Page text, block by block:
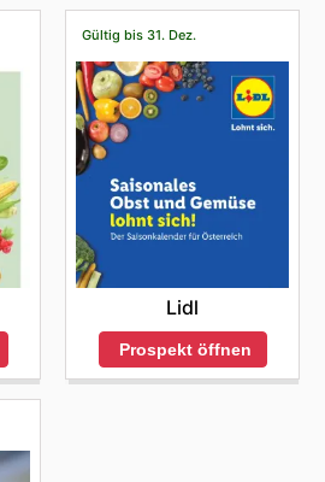
Gültig bis 31. Dez.
Lidl
Prospekt öffnen